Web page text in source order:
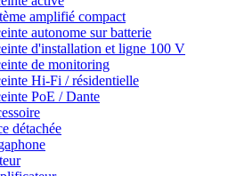
amplifié compact
autonome sur batterie
d'installation et ligne 100 V
de monitoring
Hi-Fi / résidentielle
PoE / Dante
détachée